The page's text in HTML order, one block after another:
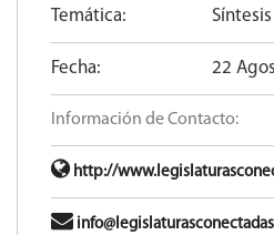
Temática:
Fecha: 22
Información de Contacto:
http://